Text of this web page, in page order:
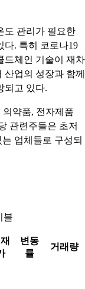
도 관리가 필요한
다. 특히 코로나19
드체인 기술이 재차
업의 성장과 함께
되고 있다.
약품, 전자제품
관련주들은 초저
업체들로 구성되
블
변동
률
거래량